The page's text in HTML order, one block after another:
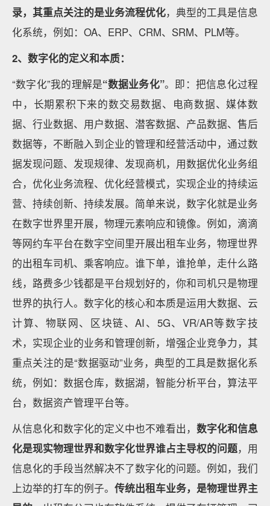
录，其重点关注的是业务流程优化，典型的工具是信息
化系统，例如：OA、ERP、CRM、SRM、PLM等。
2、 数字化的定义和本质：
“数字化”我的理解是“数据业务化”。即：把信息化过程
中，长期累积下来的数交易数据、电商数据、媒体数
据、行业数据、用户数据、潜客数据、产品数据、售后
数据等，不断融入到企业的管理和经营活动中，通过数
据发现问题、发现规律、发现商机，用数据优化业务组
合，优化业务流程、优化经营模式，实现企业的持续运
营、持续创新、持续发展。简单来说，数字化就是业务
在数字世界里开展，物理元素响应和镜像。例如，滴滴
等网约车平台在数字空间里开展出租车业务，物理世界
的出租车司机、乘客响应。谁下单，谁抢单，走什么路
线，路费多少钱都是平台规划好的，你和司机只是物理
世界的执行人。数字化的核心和本质是运用大数据、云
计算、物联网、区块链、AI、5G、VR/AR等数字技
术，实现企业的业务和管理创新，增强企业竞争力，其
重点关注的是“数据驱动”业务，典型的工具是数据化系
统，例如：数据仓库，数据湖，智能分析平台，算法平
台，数据资产管理平台等。
从信息化和数字化的定义中也不难看出， 数字化和信息
化是现实物理世界和数字化世界谁占主导权的问题，用
信息化的手段当然解决不了数字化的问题。例如，我们
上边举的打车的例子。 传统出租车业务，是物理世界主